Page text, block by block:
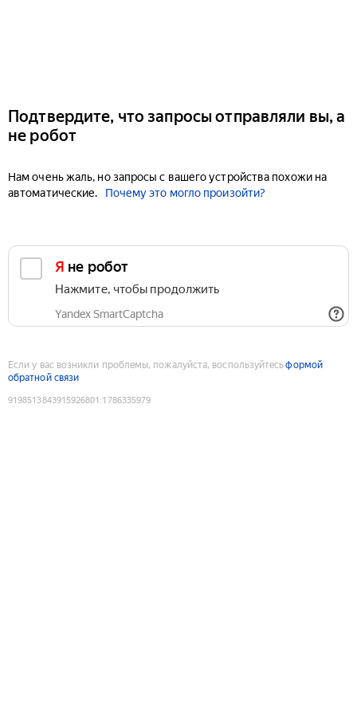
Подтвердите, что запросы отправляли вы, а
не робот
Нам очень жаль, но запросы с вашего устройства похожи на
автоматические.
Почему это могло произойти?
Я не робот
Нажмите, чтобы продолжить
Yandex SmartCaptcha
Если у вас возникли проблемы, пожалуйста, воспользуйтесьформой
обратной связи
9198513843915926801 :1786335979